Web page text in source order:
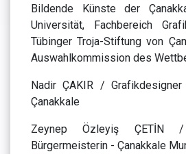
Bildende Künste der
Universität, Fachbereich
Tübinger Troja-Stiftung von
Auswahlkommission des
Nadir ÇAKIR /
Çanakkale
Zeynep Özleyiş ÇETİN /
Bürgermeisterin - Çanakkale